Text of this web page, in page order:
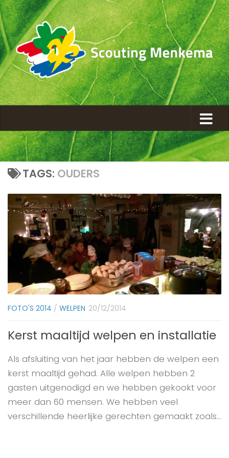
TAGS: OUDERS
FOTO'S 2014 / WELPEN 20/12/2014
Kerst maaltijd welpen en installatie
Als afsluiting van het jaar hebben de welpen een
kerst maaltijd gehad. Alle welpen hebben 2
gasten uitgenodigd en we hebben gekookt voor
meer dan 60 mensen. We hebben veel
verschillende heerlijke gerechten gemaakt zoals...